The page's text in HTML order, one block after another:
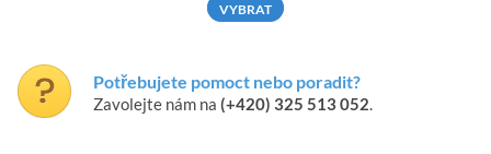
VYBRAT
Potřebujete pomoct nebo poradit?
Zavolejte nám na (+420) 325 513 052.